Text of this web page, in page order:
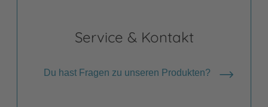
Service & Kontakt
Du hast Fragen zu unseren Produkten?